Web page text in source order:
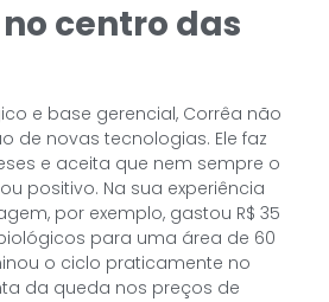
centro das
e base gerencial, Corrêa não
de novas tecnologias. Ele faz
e aceita que nem sempre o
positivo. Na sua experiência
por exemplo, gastou R$ 35
para uma área de 60
o ciclo praticamente no
da queda nos preços de